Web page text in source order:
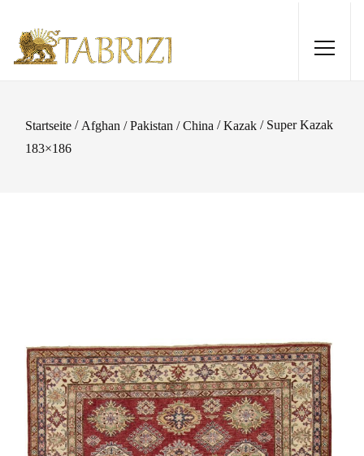
Startseite / Afghan / Pakistan / China /Kazak / Super Kazak
183×186